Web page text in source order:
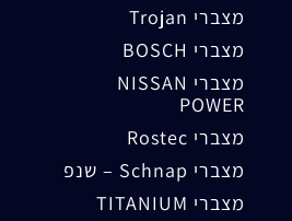
מצברי Trojan
מצברי BOSCH
מצברי NISSAN
POWER
מצברי Rostec
מצברי Schnap – שנפ
מצברי TITANIUM